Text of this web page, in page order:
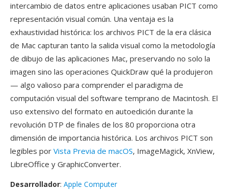
intercambio de datos entre aplicaciones usaban PICT como
representación visual común. Una ventaja es la
exhaustividad histórica: los archivos PICT de la era clásica
de Mac capturan tanto la salida visual como la metodología
de dibujo de las aplicaciones Mac, preservando no solo la
imagen sino las operaciones QuickDraw qué la produjeron
— algo valioso para comprender el paradigma de
computación visual del software temprano de Macintosh. El
uso extensivo del formato en autoedición durante la
revolución DTP de finales de los 80 proporciona otra
dimensión de importancia histórica. Los archivos PICT son
legibles por Vista Previa de macOS, ImageMagick, XnView,
LibreOffice y GraphicConverter.
Desarrollador: Apple Computer